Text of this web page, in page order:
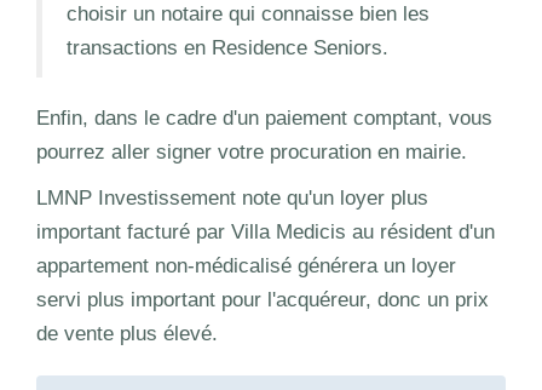
choisir un notaire qui connaisse bien les
transactions en Residence Seniors.
Enfin, dans le cadre d'un paiement comptant, vous
pourrez aller signer votre procuration en mairie.
LMNP Investissement note qu'un loyer plus
important facturé par Villa Medicis au résident d'un
appartement non-médicalisé générera un loyer
servi plus important pour l'acquéreur, donc un prix
de vente plus élevé.